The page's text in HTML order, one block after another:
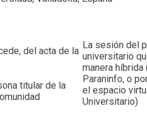
del acta de la
titular de la
La sesión del
universitario
manera
Paraninfo, o
el espacio
Universitario)